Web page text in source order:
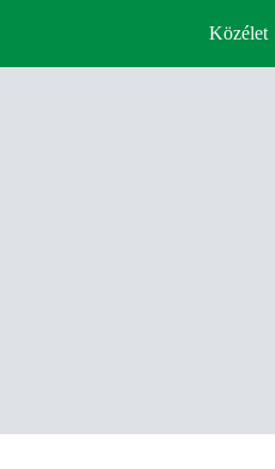
Közélet